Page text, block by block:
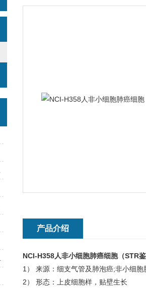
产品介绍
NCI-H358人非小细胞肺癌细胞（STR鉴
1） 来源：细支气管及肺泡癌;非小细
2） 形态：上皮细胞样，贴壁生长